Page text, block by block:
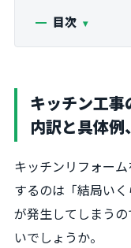
目次
キッチン工事
内訳と具体
キッチンリフォー
するのは「結局い
が発生してしまう
いでしょうか。